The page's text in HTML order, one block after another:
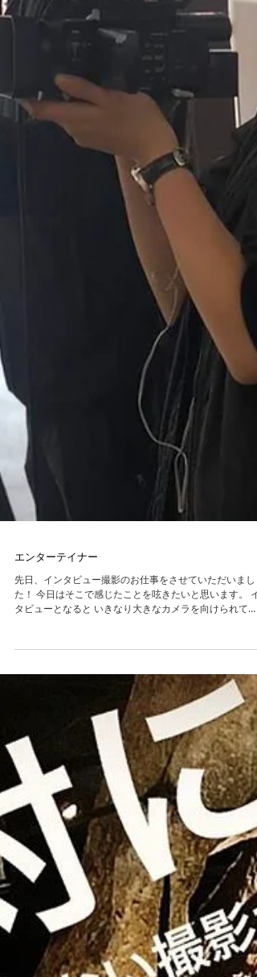
エンターテイナー
先日、インタビュー撮影のお仕事をさせていただいまし
た！ 今日はそこで感じたことを呟きたいと思います。 イ
タビューとなると いきなり大きなカメラを向けられて
「え？私、今撮られてる！？髪型大丈夫かな・・・」 と
急に不安になったり 「今変なコト喋ってないか
な・・・」...